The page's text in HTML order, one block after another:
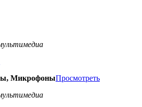
МикрофоныПросмотреть